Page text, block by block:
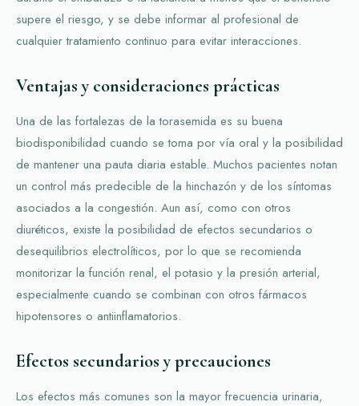
supere el riesgo, y se debe informar al profesional de
cualquier tratamiento continuo para evitar interacciones.
Ventajas y consideraciones prácticas
Una de las fortalezas de la torasemida es su buena
biodisponibilidad cuando se toma por vía oral y la posibilidad
de mantener una pauta diaria estable. Muchos pacientes notan
un control más predecible de la hinchazón y de los síntomas
asociados a la congestión. Aun así, como con otros
diuréticos, existe la posibilidad de efectos secundarios o
desequilibrios electrolíticos, por lo que se recomienda
monitorizar la función renal, el potasio y la presión arterial,
especialmente cuando se combinan con otros fármacos
hipotensores o antiinflamatorios.
Efectos secundarios y precauciones
Los efectos más comunes son la mayor frecuencia urinaria,